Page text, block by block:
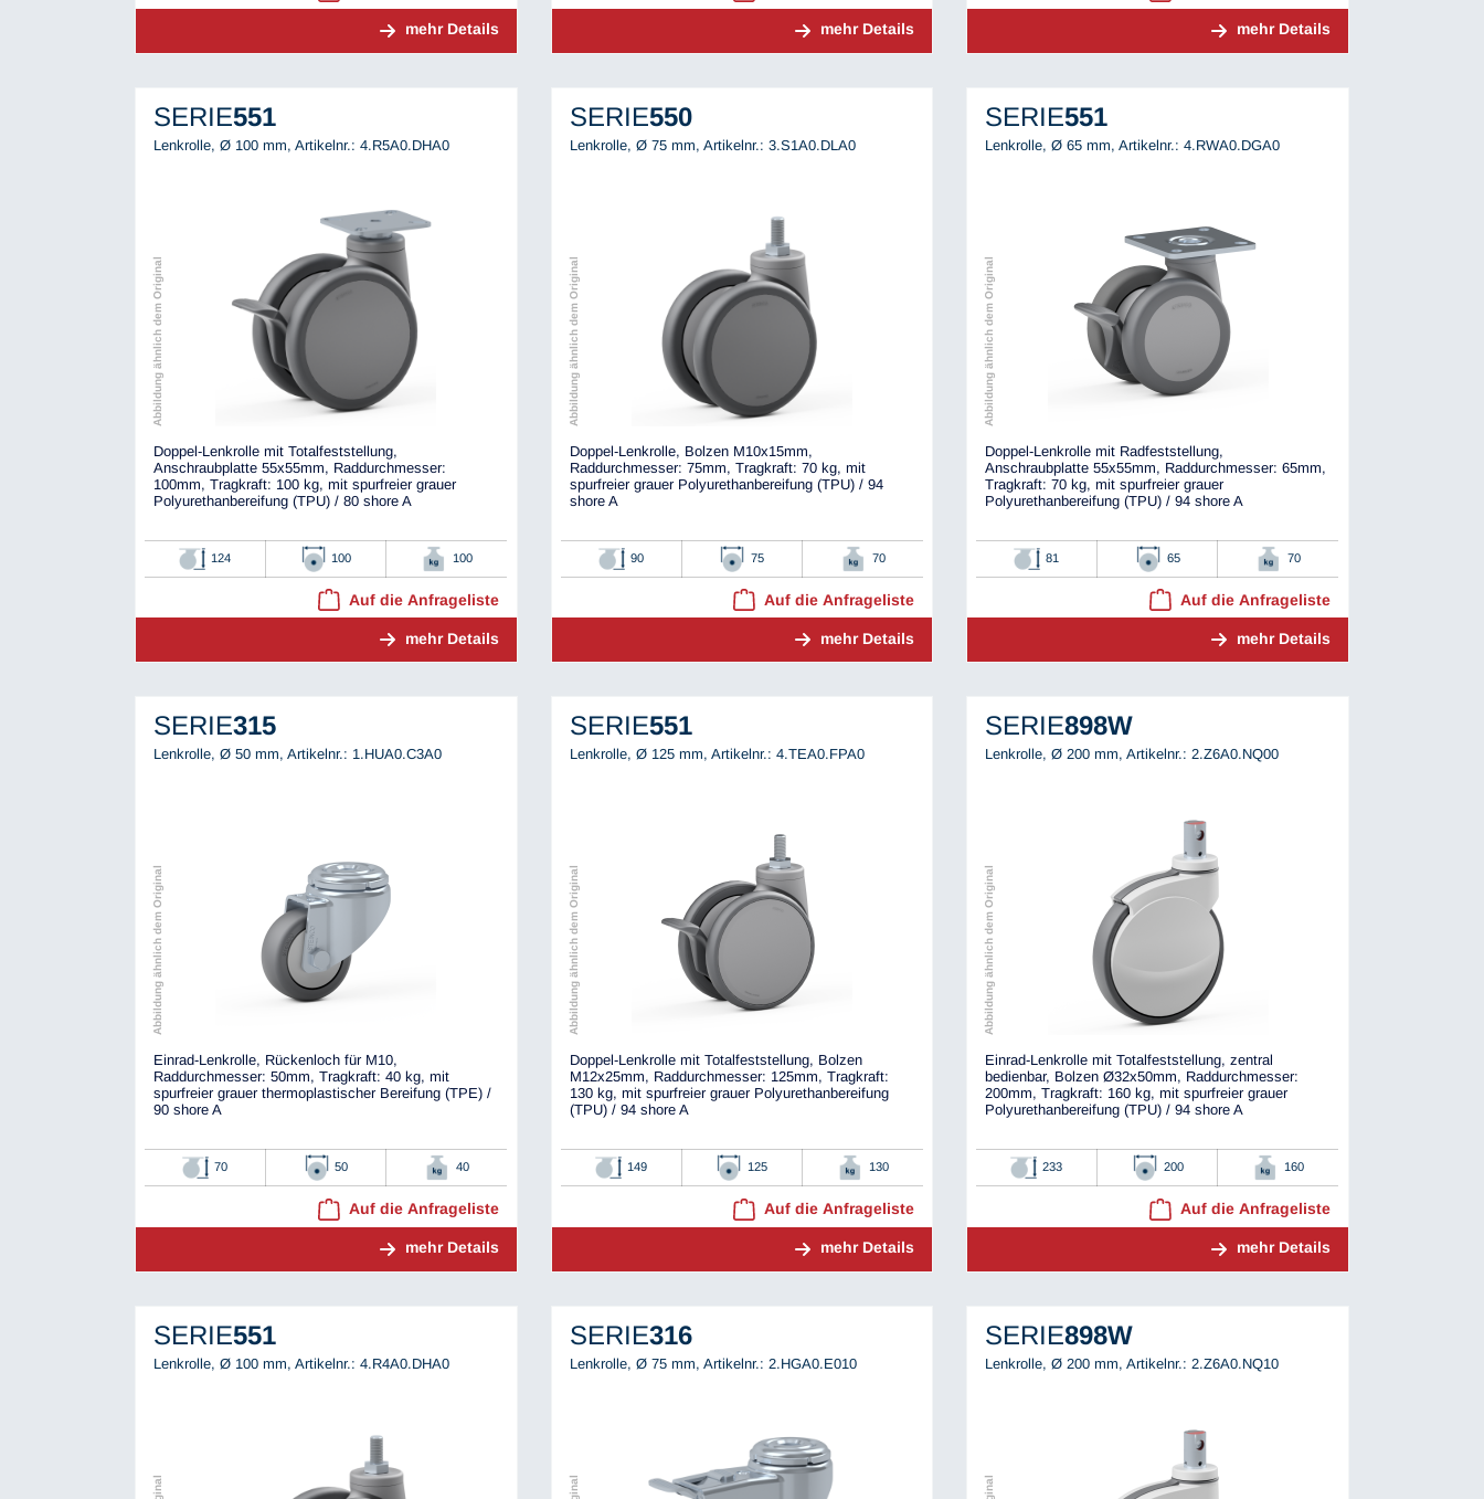
mehr Details mehr Details mehr Details
SERIE551
Lenkrolle, Ø 100 mm, Artikelnr.: 4.R5A0.DHA0
Abbildung ähnlich dem Original
Doppel-Lenkrolle mit Totalfeststellung,
Anschraubplatte 55x55mm, Raddurchmesser:
100mm, Tragkraft: 100 kg, mit spurfreier grauer
Polyurethanbereifung (TPU) / 80 shore A
124 100 100
Auf die Anfrageliste
mehr Details
SERIE550
Lenkrolle, Ø 75 mm, Artikelnr.: 3.S1A0.DLA0
Abbildung ähnlich dem Original
Doppel-Lenkrolle, Bolzen M10x15mm,
Raddurchmesser: 75mm, Tragkraft: 70 kg, mit
spurfreier grauer Polyurethanbereifung (TPU) / 94
shore A
90 75 70
Auf die Anfrageliste
mehr Details
SERIE551
Lenkrolle, Ø 65 mm,Artikelnr.: 4.RWA0.DGA0
Abbildung ähnlich dem Original
Doppel-Lenkrolle mit Radfeststellung,
Anschraubplatte 55x55mm, Raddurchmesser: 65mm,
Tragkraft: 70 kg, mit spurfreier grauer
Polyurethanbereifung (TPU) / 94 shore A
81 65 70
Auf die Anfrageliste
mehr Details
SERIE315
Lenkrolle, Ø 50 mm, Artikelnr.: 1.HUA0.C3A0
Abbildung ähnlich dem Original
Einrad-Lenkrolle, Rückenloch für M10,
Raddurchmesser: 50mm, Tragkraft: 40 kg, mit
spurfreier grauer thermoplastischer Bereifung (TPE) /
90 shore A
70 50 40
Auf die Anfrageliste
mehr Details
SERIE551
Lenkrolle, Ø 125 mm, Artikelnr.: 4.TEA0.FPA0
Abbildung ähnlich dem Original
Doppel-Lenkrolle mit Totalfeststellung, Bolzen
M12x25mm, Raddurchmesser: 125mm, Tragkraft:
130 kg, mit spurfreier grauer Polyurethanbereifung
(TPU) / 94 shore A
149 125 130
Auf die Anfrageliste
mehr Details
SERIE898W
Lenkrolle, Ø 200 mm,Artikelnr.: 2.Z6A0.NQ00
Abbildung ähnlich dem Original
Einrad-Lenkrolle mit Totalfeststellung, zentral
bedienbar, Bolzen Ø32x50mm, Raddurchmesser:
200mm, Tragkraft: 160 kg, mit spurfreier grauer
Polyurethanbereifung (TPU) / 94 shore A
233 200 160
Auf die Anfrageliste
mehr Details
SERIE551
Lenkrolle, Ø 100 mm, Artikelnr.: 4.R4A0.DHA0
SERIE316
Lenkrolle, Ø 75 mm, Artikelnr.: 2.HGA0.E010
SERIE898W
Lenkrolle, Ø 200 mm,Artikelnr.: 2.Z6A0.NQ10